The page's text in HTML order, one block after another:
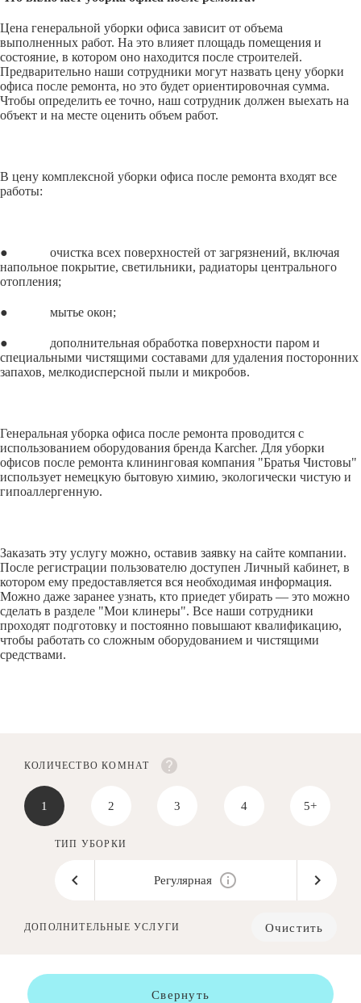
Цена генеральной уборки офиса зависит от объема
выполненных работ. На это влияет площадь помещения и
состояние, в котором оно находится после строителей.
Предварительно наши сотрудники могут назвать цену уборки
офиса после ремонта, но это будет ориентировочная сумма.
Чтобы определить ее точно, наш сотрудник должен выехать на
объект и на месте оценить объем работ.
В цену комплексной уборки офиса после ремонта входят все
работы:
● очистка всех поверхностей от загрязнений, включая
напольное покрытие, светильники, радиаторы центрального
отопления;
● мытье окон;
● дополнительная обработка поверхности паром и
специальными чистящими составами для удаления посторонних
запахов, мелкодисперсной пыли и микробов.
Генеральная уборка офиса после ремонта проводится с
использованием оборудования бренда Karcher. Для уборки
офисов после ремонта клининговая компания "Братья Чистовы"
использует немецкую бытовую химию, экологически чистую и
гипоаллергенную.
Заказать эту услугу можно, оставив заявку на сайте компании.
После регистрации пользователю доступен Личный кабинет, в
котором ему предоставляется вся необходимая информация.
Можно даже заранее узнать, кто приедет убирать — это можно
сделать в разделе "Мои клинеры". Все наши сотрудники
проходят подготовку и постоянно повышают квалификацию,
чтобы работать со сложным оборудованием и чистящими
средствами.
КОЛИЧЕСТВО КОМНАТ
1 2 3 4 5+
ТИП УБОРКИ
Регулярная
ДОПОЛНИТЕЛЬНЫЕ УСЛУГИ Очистить
Свернуть